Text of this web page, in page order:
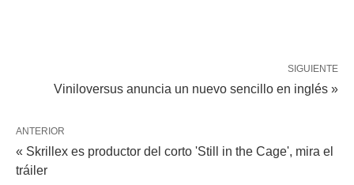
SIGUIENTE
Viniloversus anuncia un nuevo sencillo en inglés »
ANTERIOR
« Skrillex es productor del corto 'Still in the Cage', mira el
tráiler